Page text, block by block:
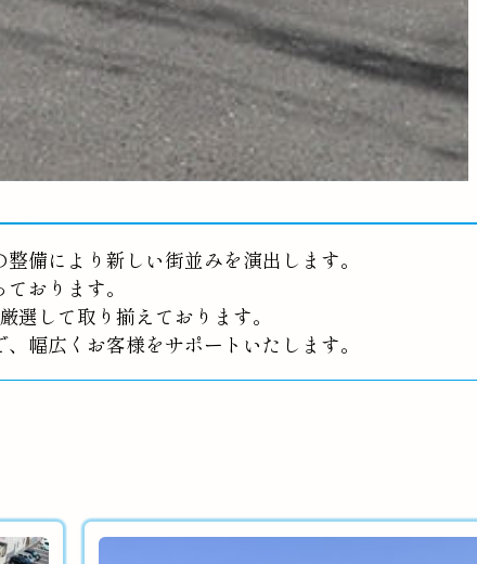
備により新しい街並みを演出します。
おります。
して取り揃えております。
幅広くお客様をサポートいたします。